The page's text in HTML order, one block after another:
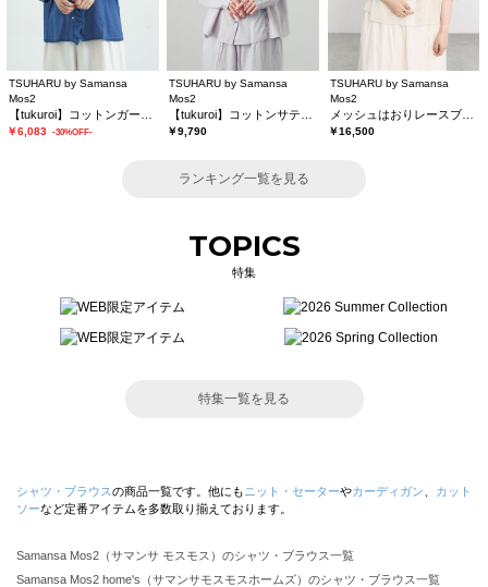
TSUHARU by Samansa
Mos2
￥6,083 -30%OFF-
TSUHARU by Samansa
Mos2
￥9,790
TSUHARU by Samansa
Mos2
メッシュはおりレースブラウス
￥16,500
ランキング一覧を見る
TOPICS
特集
特集一覧を見る
シャツ・ブラウスの商品一覧です。他にも ニット・セーターやカーディガン
カット
ソーなど定番アイテムを多数取り揃えております。
Samansa Mos2（サマンサ モスモス）のシャツ・ブラウス一覧
Samansa Mos2 home's（サマンサモスモスホームズ）のシャツ・ブラウス一覧